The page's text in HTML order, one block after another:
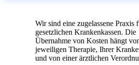
Wir sind eine zugelassene Praxis
gesetzlichen Krankenkassen. Die
Übernahme von Kosten hängt
jeweiligen Therapie, Ihrer
und von einer ärztlichen